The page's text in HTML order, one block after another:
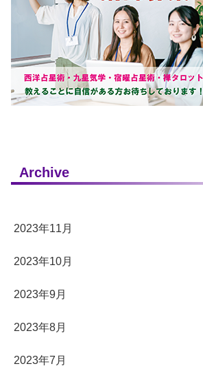
Archive
2023年11月
2023年10月
2023年9月
2023年8月
2023年7月